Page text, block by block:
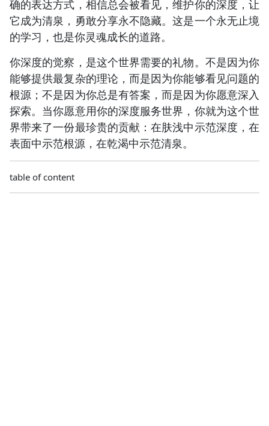
确的表达方式，相信总会被看见，维护你的深度，让
它成为清泉，勇敢分享永不隐藏。这是一个永无止境
的学习，也是你灵魂成长的道路。
你深度的觉察，是这个世界需要的礼物。不是因为你
能够提供最复杂的理论，而是因为你能够看见问题的
根源；不是因为你总是有答案，而是因为你愿意深入
探索。当你愿意用你的深度服务世界，你就为这个世
界带来了一份最珍贵的贡献：在肤浅中示范深度，在
表面中示范根源，在乾渴中示范清泉。
table of content